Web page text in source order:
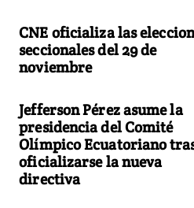
CNE oficializa las
seccionales del 29 de
noviembre
Jefferson Pérez asume la
presidencia del Comité
Olímpico Ecuatoriano
oficializarse la nueva
directiva